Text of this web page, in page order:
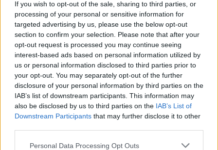
If you wish to opt-out of the sale, sharing to third parties, or
processing of your personal or sensitive information for
targeted advertising by us, please use the below opt-out
section to confirm your selection. Please note that after your
opt-out request is processed you may continue seeing
interest-based ads based on personal information utilized by
us or personal information disclosed to third parties prior to
your opt-out. You may separately opt-out of the further
disclosure of your personal information by third parties on the
IAB’s list of downstream participants. This information may
also be disclosed by us to third parties on the IAB’s List of
Downstream Participants that may further disclose it to other
Personal Data Processing Opt Outs
obciążać PiS, zdaniem rozmówców portalu gazeta.pl
miał ani trochę nie martwić polityków prawicy,
zwłaszcza środowiska Zbigniewa Ziobry.